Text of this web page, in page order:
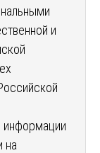
и
информации
на